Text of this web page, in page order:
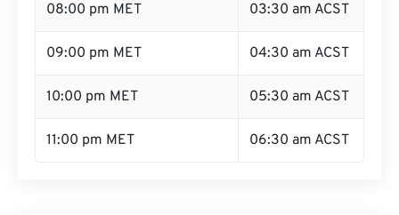
08:00 pm MET 03:30 am ACST
09:00 pm MET 04:30 am ACST
10:00 pm MET 05:30 am ACST
11:00 pm MET 06:30 am ACST